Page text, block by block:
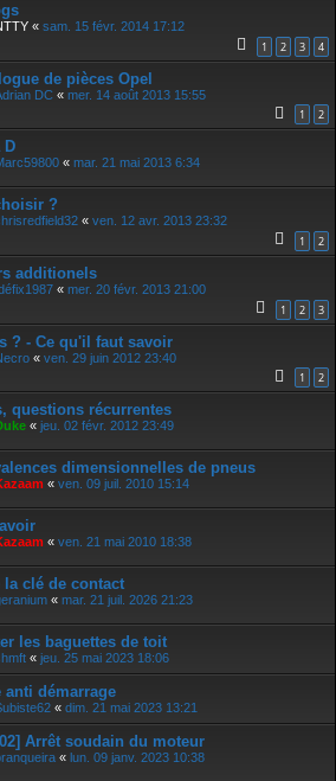
« sam. 15 févr. 2014 17:12
1 2 3 4
de pièces Opel
DC « mer. 14 août 2013 15:55
1 2
D
« mar. 21 mai 2013 6:34
?
« ven. 12 avr. 2013 23:32
1 2
additionels
« mer. 20 févr. 2013 21:00
1 2 3
? - Ce qu'il faut savoir
« ven. 29 juin 2012 23:40
1 2
questions récurrentes
« jeu. 02 févr. 2012 23:49
dimensionnelles de pneus
« ven. 09 juil. 2010 15:14
« ven. 21 mai 2010 18:38
la clé de contact
« mar. 21 juil. 2026 21:23
les baguettes de toit
« jeu. 25 mai 2023 18:06
anti démarrage
« dim. 21 mai 2023 13:21
Arrêt soudain du moteur
« lun. 09 janv. 2023 10:38